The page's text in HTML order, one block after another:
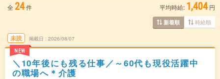
全 24件 平均時給: 1,404 円
新着順 時給順
未読
NEW
掲載日 2026/08/07
＼10年後にも残る仕事／～60代も現役活躍中
の職場へ＊介護